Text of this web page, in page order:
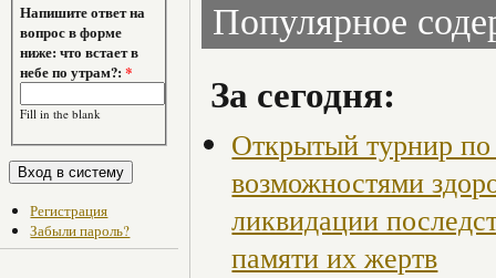
Напишите ответ на
вопрос в форме
ниже: что встает в
небе по утрам?:*
Fill in the blank
Регистрация
Забыли пароль?
Популярное
За сегодня:
Открытый турнир
возможностями
ликвидации
памяти их жертв